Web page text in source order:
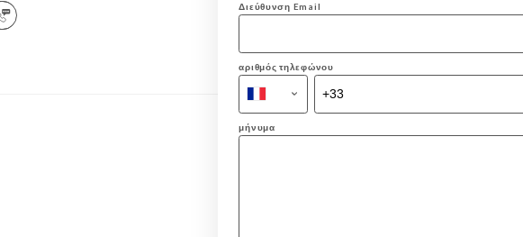
Διεύθυνση Email
αριθμός τηλεφώνου
μήνυμα